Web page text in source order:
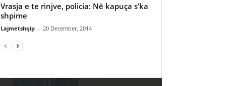
Vrasja e te rinjve, policia: Në kapuça s’ka
shpime
Lajmetshqip - 20 December, 2014